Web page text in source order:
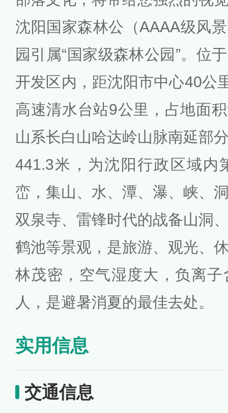
沈阳国家森林公（AAAA级风
园引属“国家级森林公园”。位
开发区内，距沈阳市中心40公
高速清水台站9公里，占地面
山系长白山哈达岭山脉南延部
441.3米，为沈阳行政区域内
峦，集山、水、潭、瀑、峡、
双泉寺、雷锋时代的战备山洞
鹤池等景观，是旅游、观光、
林茂密，空气湿度大，负离
人，是避暑消夏的最佳去处。
实用信息
交通信息